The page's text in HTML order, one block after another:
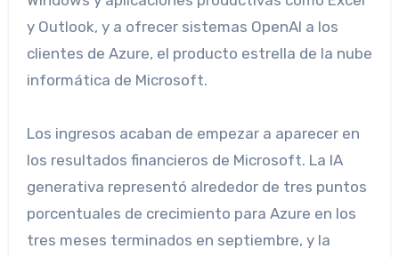
y Outlook, y a ofrecer sistemas OpenAI a los
clientes de Azure, el producto estrella de la nube
informática de Microsoft.
Los ingresos acaban de empezar a aparecer en
los resultados financieros de Microsoft. La IA
generativa representó alrededor de tres puntos
porcentuales de crecimiento para Azure en los
tres meses terminados en septiembre, y la